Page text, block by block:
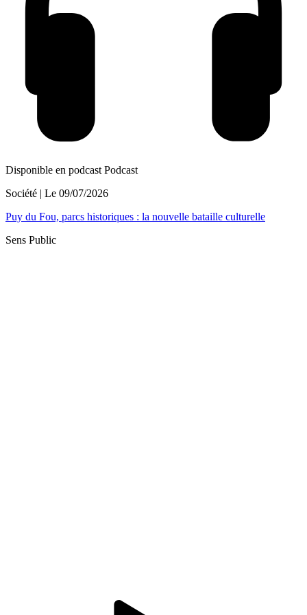
Disponible en podcast Podcast
Société | Le 09/07/2026
Puy du Fou, parcs historiques : la nouvelle bataille culturelle
Sens Public